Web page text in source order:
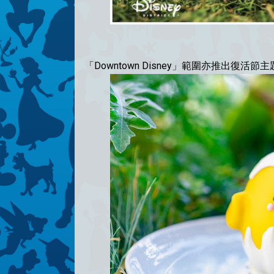
「Downtown Disney」 範圍亦推出復活節主